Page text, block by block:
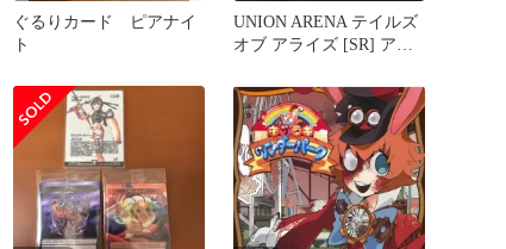
ぐるりカード ピアナイ
ト
UNION ARENA テイルズ
オブ アライズ [SR] アル